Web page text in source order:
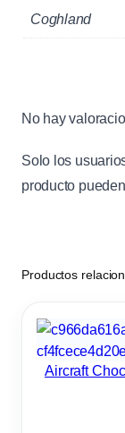
o
a
n
c
i
Coghland
No hay
Solo los
producto
Productos
Aircraft